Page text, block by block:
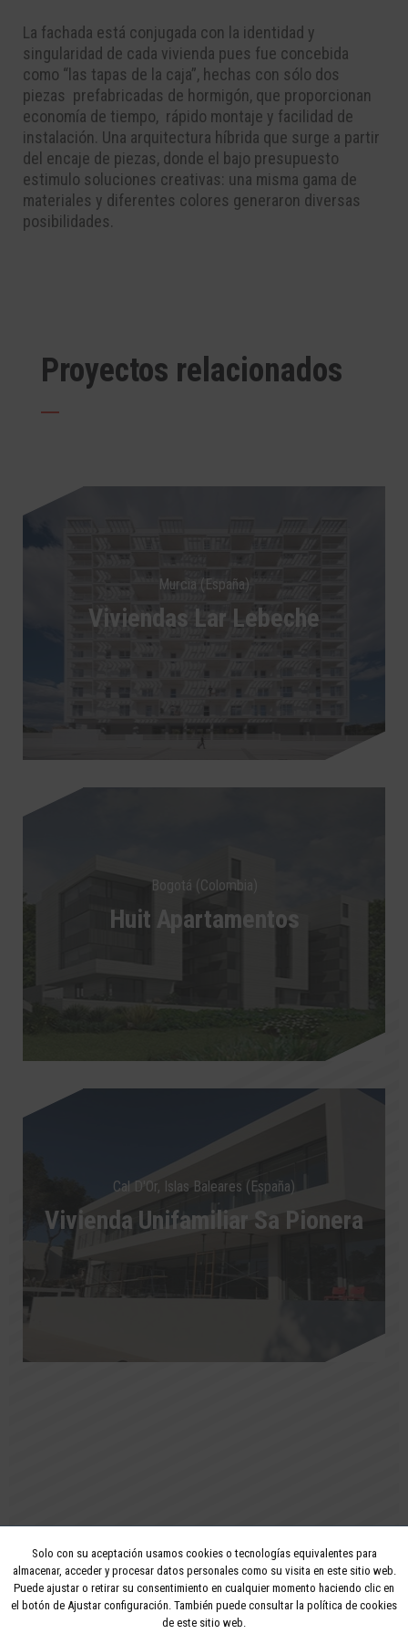
La fachada está conjugada con la identidad y
singularidad de cada vivienda pues fue concebida
como “las tapas de la caja”, hechas con sólo dos
piezas prefabricadas de hormigón, que proporcionan
economía de tiempo, rápido montaje y facilidad de
instalación. Una arquitectura híbrida que surge a partir
del encaje de piezas, donde el bajo presupuesto
estimulo soluciones creativas: una misma gama de
materiales y diferentes colores generaron diversas
posibilidades.
Proyectos relacionados
Murcia (España)
Viviendas Lar Lebeche
Bogotá (Colombia)
Huit Apartamentos
Cal D'Or, Islas Baleares (España)
Vivienda Unifamiliar Sa Pionera
2026 - Todos los derechos reservados
Aviso legal Privacidad Política de cookies
Solo con su aceptación usamos cookies o tecnologías equivalentes para
almacenar, acceder y procesar datos personales como su visita en este sitio web.
Puede ajustar o retirar su consentimiento en cualquier momento haciendo clic en
el botón de Ajustar configuración. También puede consultar la política de cookies
de este sitio web.